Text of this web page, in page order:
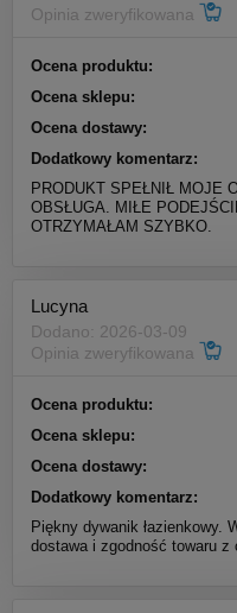
Opinia zweryfikowana
Ocena produktu:
Ocena sklepu:
Ocena dostawy:
Dodatkowy komentarz:
PRODUKT SPEŁNIŁ MOJE
OBSŁUGA. MIŁE
OTRZYMAŁAM SZYBKO.
Lucyna
Dodano: 2026-03-09
Opinia zweryfikowana
Ocena produktu:
Ocena sklepu:
Ocena dostawy:
Dodatkowy komentarz:
Piękny dywanik łazienkowy.
dostawa i zgodność towaru z